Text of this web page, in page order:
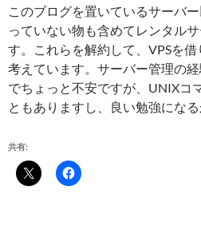
このブログを置いているサーバ
っていない物も含めてレンタル
す。これらを解約して、VPSを
考えています。サーバー管理の
でちょっと不安ですが、UNIXコ
ともありますし、良い勉強になる
共有: